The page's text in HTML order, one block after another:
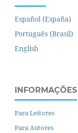
Español (España)
Português (Brasil)
English
INFORMAÇÕES
Para Leitores
Para Autores